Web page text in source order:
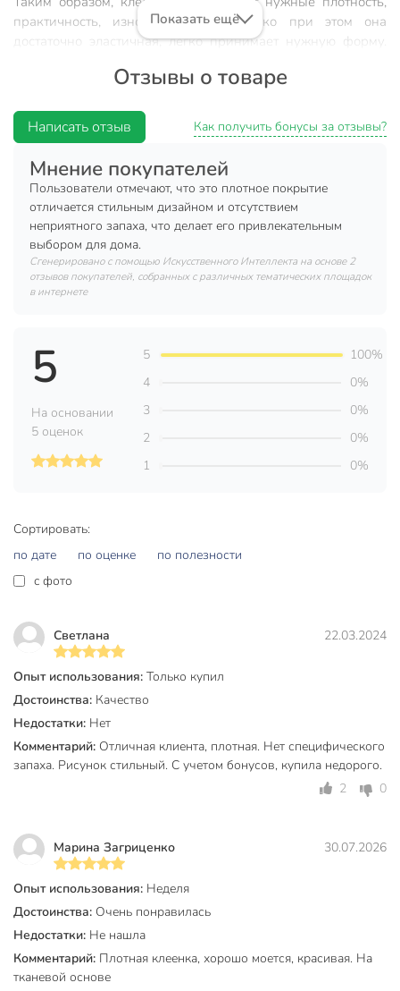
практичность, износостойкость. Однако при этом она
достаточно эластичная, легко принимает нужную форму.
значительных механических нагрузок.
Характеристики:
Цвет: золото;
Основной материал: ПВХ;
Длина: 20 м;
Преимущества:
Устойчива к растяжениям;
Уникальный дизайн;
Не каждый современный материал способен выдержать
высокую температуру от горячей посуды, а также
повышенную влажность, грязь, пыль и постоянную
эксплуатацию. Обычный тканевый материал приходит в
максимально повысить срок эксплуатации этого элемента
декора.
Клеенки доступны для покупки только рулонами.
Длина, м
Ширина, м
Бренд
Страна производства
Китай
Форма
рулон
Кружево
без кружева
Материал
Цвет
Дизайн
Показать ещё
Отзывы о товаре
Написать отзыв Как получить бонусы за отзывы?
Мнение покупателей
Пользователи отмечают, что это плотное покрытие
отличается стильным дизайном и отсутствием
неприятного запаха, что делает его привлекательным
выбором для дома.
Сгенерировано с помощью Искусственного Интеллекта на основе 2
отзывов покупателей, собранных с различных тематических площадок
в интернете
Сортировать:
по дате
по оценке
по полезности
c фото
Светлана 22.03.2024
Опыт использования: Только купил
Достоинства: Качество
Недостатки: Нет
Комментарий: Отличная клиента, плотная. Нет специфического
запаха. Рисунок стильный. С учетом бонусов, купила недорого.
2
0
Марина Загриценко 30.07.2026
Опыт использования: Неделя
Достоинства: Очень понравилась
Недостатки: Не нашла
Комментарий: Плотная клеенка, хорошо моется, красивая. На
тканевой основе
5
На основании
5 оценок
5
100%
4
0%
3
0%
2
0%
1
0%